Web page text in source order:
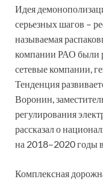
Идея
серьезных шагов –
называемая
компании РАО были
сетевые компании,
Тенденция
Воронин,
регулирования
рассказал о
на 2018–2020 годы в
Комплексная